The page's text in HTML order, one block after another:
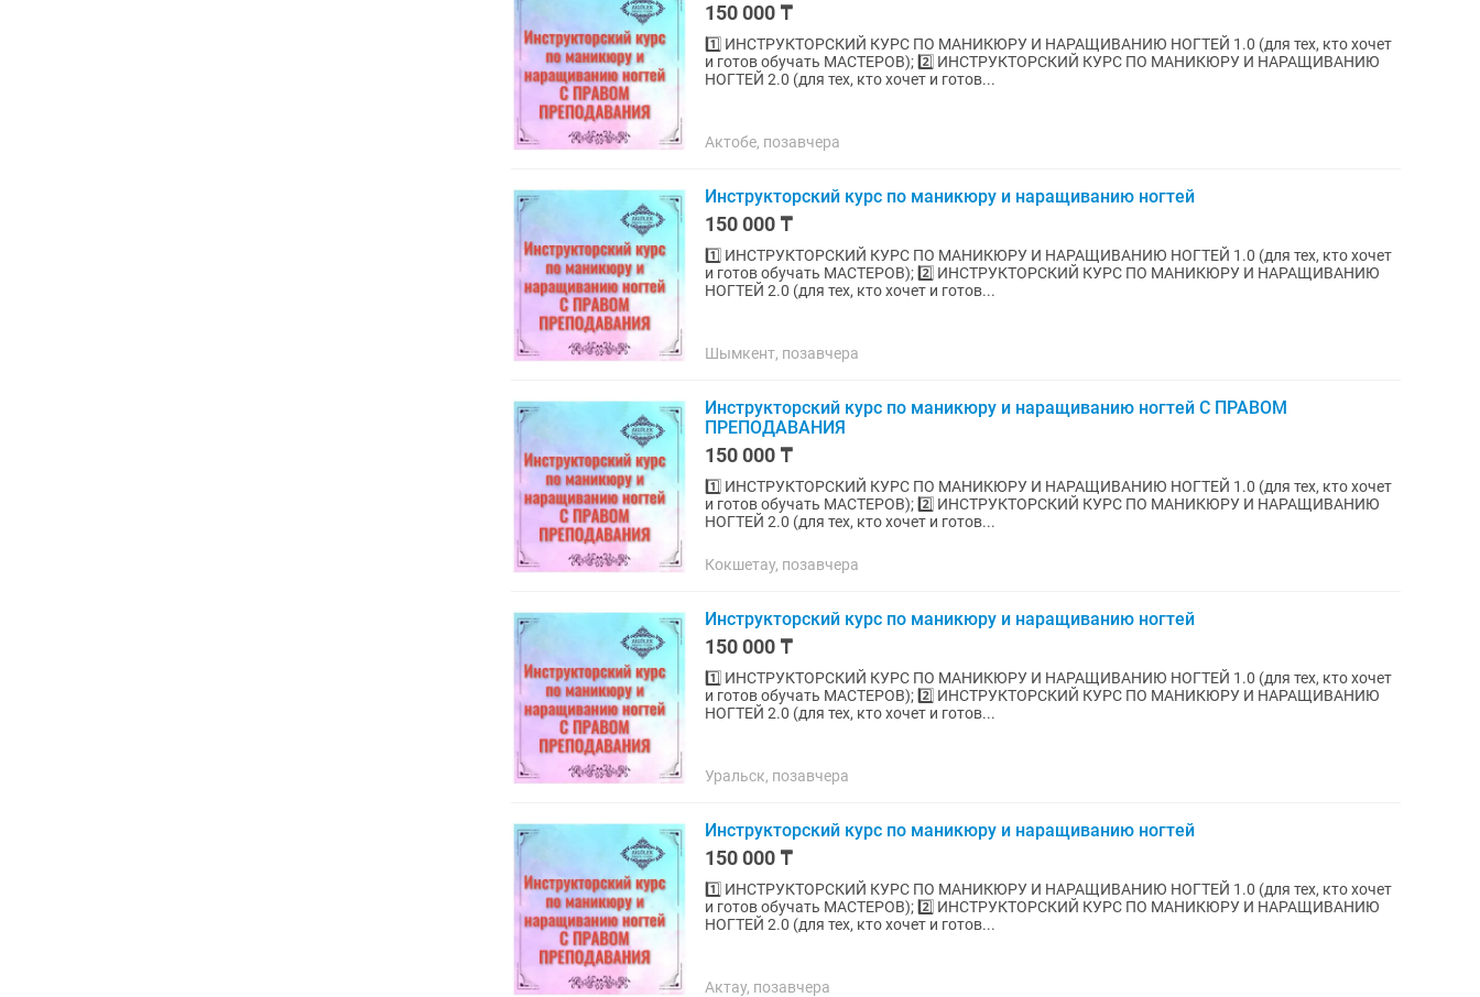
150 000 ₸
1️⃣ ИНСТРУКТОРСКИЙ КУРС ПО МАНИКЮРУ И НАРАЩИВАНИЮ НОГТЕЙ 1.0 (для тех, кто хочет
и готов обучать МАСТЕРОВ); 2️⃣ ИНСТРУКТОРСКИЙ КУРС ПО МАНИКЮРУ И НАРАЩИВАНИЮ
НОГТЕЙ 2.0 (для тех, кто хочет и готов...
Актобе, позавчера
Инструкторский курс по маникюру и наращиванию ногтей
150 000 ₸
1️⃣ ИНСТРУКТОРСКИЙ КУРС ПО МАНИКЮРУ И НАРАЩИВАНИЮ НОГТЕЙ 1.0 (для тех, кто хочет
и готов обучать МАСТЕРОВ); 2️⃣ ИНСТРУКТОРСКИЙ КУРС ПО МАНИКЮРУ И НАРАЩИВАНИЮ
НОГТЕЙ 2.0 (для тех, кто хочет и готов...
Шымкент, позавчера
Инструкторский курс по маникюру и наращиванию ногтей С ПРАВОМ
ПРЕПОДАВАНИЯ
150 000 ₸
1️⃣ ИНСТРУКТОРСКИЙ КУРС ПО МАНИКЮРУ И НАРАЩИВАНИЮ НОГТЕЙ 1.0 (для тех, кто хочет
и готов обучать МАСТЕРОВ); 2️⃣ ИНСТРУКТОРСКИЙ КУРС ПО МАНИКЮРУ И НАРАЩИВАНИЮ
НОГТЕЙ 2.0 (для тех, кто хочет и готов...
Кокшетау, позавчера
Инструкторский курс по маникюру и наращиванию ногтей
150 000 ₸
1️⃣ ИНСТРУКТОРСКИЙ КУРС ПО МАНИКЮРУ И НАРАЩИВАНИЮ НОГТЕЙ 1.0 (для тех, кто хочет
и готов обучать МАСТЕРОВ); 2️⃣ ИНСТРУКТОРСКИЙ КУРС ПО МАНИКЮРУ И НАРАЩИВАНИЮ
НОГТЕЙ 2.0 (для тех, кто хочет и готов...
Уральск, позавчера
Инструкторский курс по маникюру и наращиванию ногтей
150 000 ₸
1️⃣ ИНСТРУКТОРСКИЙ КУРС ПО МАНИКЮРУ И НАРАЩИВАНИЮ НОГТЕЙ 1.0 (для тех, кто хочет
и готов обучать МАСТЕРОВ); 2️⃣ ИНСТРУКТОРСКИЙ КУРС ПО МАНИКЮРУ И НАРАЩИВАНИЮ
НОГТЕЙ 2.0 (для тех, кто хочет и готов...
Актау, позавчера